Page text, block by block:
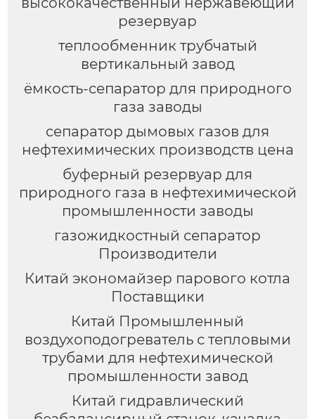
резервуар
теплообменник трубчатый
вертикальный завод
ёмкость-сепаратор для природного
газа заводы
сепаратор дымовых газов для
нефтехимических производств цена
буферный резервуар для
природного газа в нефтехимической
промышленности заводы
газожидкостный сепаратор
Производители
Китай экономайзер парового котла
Поставщики
Китай Промышленный
воздухоподогреватель с тепловыми
трубами для нефтехимической
промышленности завод
Китай гидравлический